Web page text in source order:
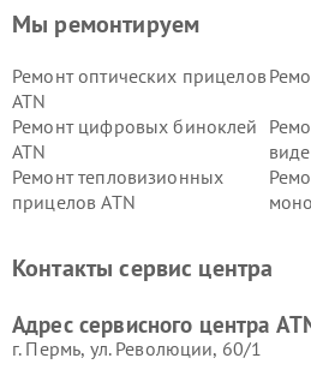
Мы ремонтируем
Ремонт оптических прицелов
ATN
Ремонт цифровых биноклей
ATN
Ремонт тепловизионных
прицелов ATN
Контакты сервис центра
Адрес сервисного центра
г. Пермь, ул. ​Революции, 60/1